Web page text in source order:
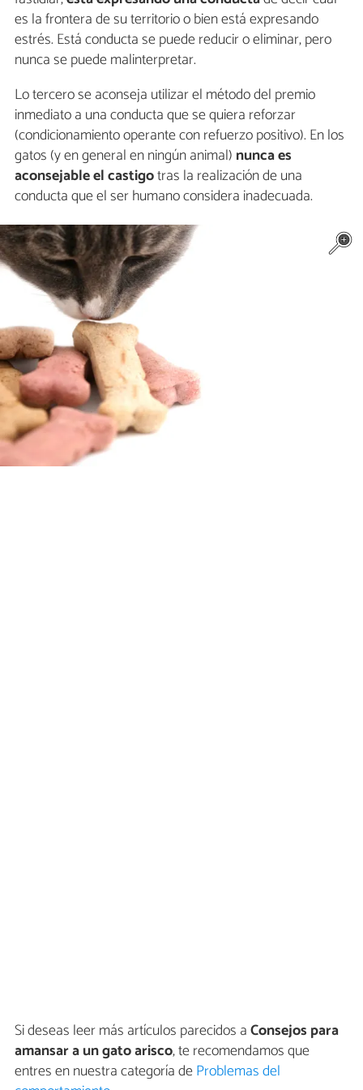
es la frontera de su territorio o bien está expresando
estrés. Está conducta se puede reducir o eliminar, pero
nunca se puede malinterpretar.
Lo tercero se aconseja utilizar el método del premio
inmediato a una conducta que se quiera reforzar
(condicionamiento operante con refuerzo positivo). En los
gatos (y en general en ningún animal) nunca es
aconsejable el castigotras la realización de una
conducta que el ser humano considera inadecuada.
Si deseas leer más artículos parecidos aConsejos para
amansar a un gato arisco, te recomendamos que
entres en nuestra categoría deProblemas del